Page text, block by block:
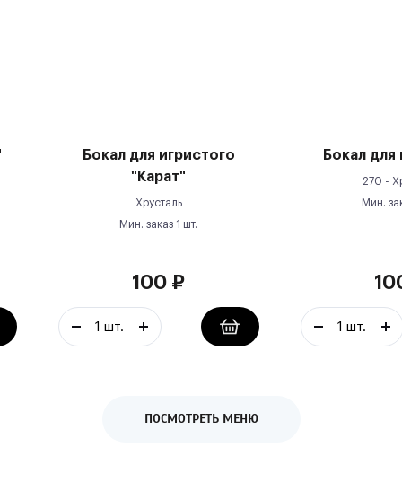
Бокал для игристого
"Карат"
Хрусталь
Мин. заказ 1 шт.
100 ₽
Бокал для
270 -
Мин.
ПОСМОТРЕТЬ МЕНЮ